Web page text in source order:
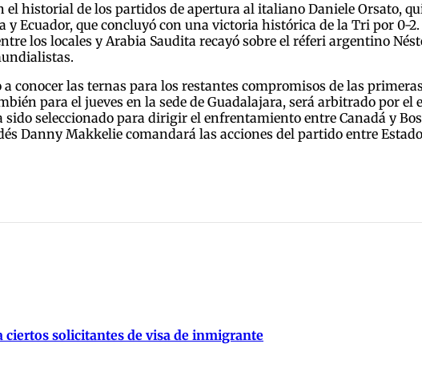
el historial de los partidos de apertura al italiano Daniele Orsato,
Ecuador, que concluyó con una victoria histórica de la Tri por 0-
los locales y Arabia Saudita recayó sobre el réferi argentino
conocer las ternas para los restantes compromisos de las
para el jueves en la sede de Guadalajara, será arbitrado por
seleccionado para dirigir el enfrentamiento entre Canadá y
Danny Makkelie comandará las acciones del partido entre
solicitantes de visa de inmigrante